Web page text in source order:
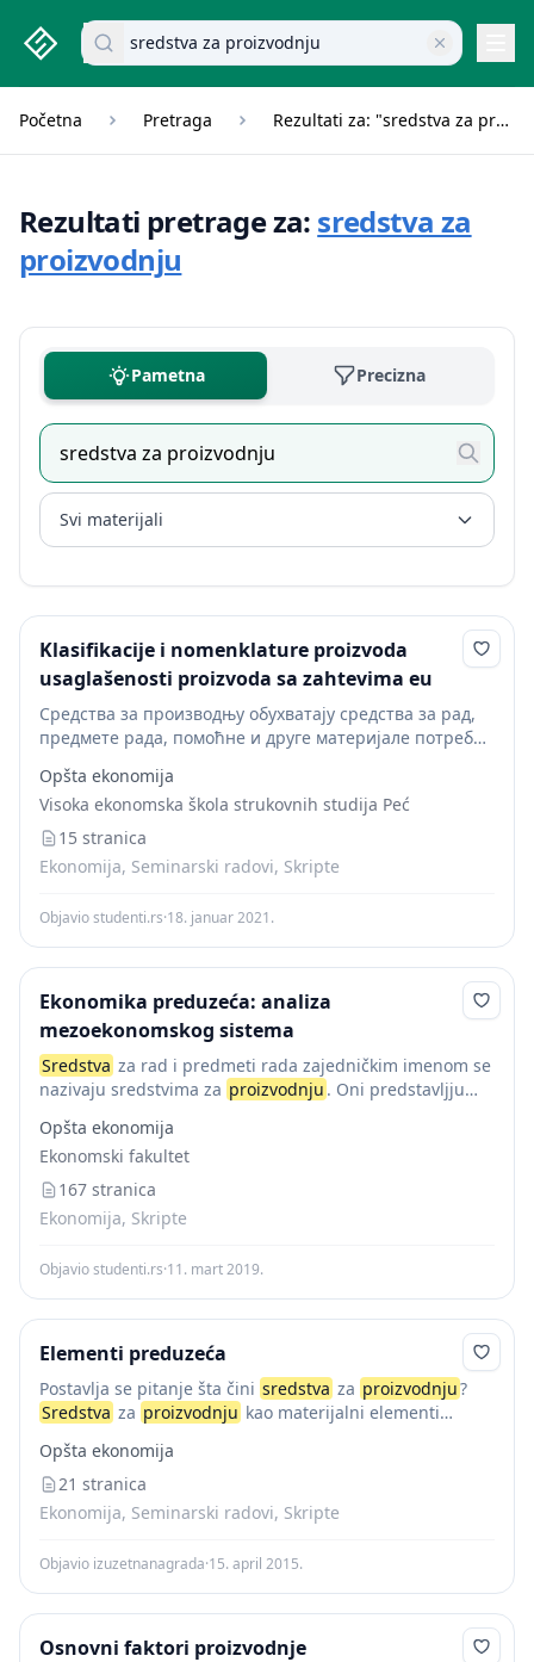
studenti.rs home page
Pretraži dokumente
Početna Pretraga Rezultati za: "sredstva za proizvodnju"
Rezultati pretrage za: sredstva za
proizvodnju
Pametna Precizna
Svi materijali
Klasifikacije i nomenklature proizvoda
usaglašenosti proizvoda sa zahtevima eu
Средства за производњу обухватају средства за рад,
предмете рада, помоћне и друге материјале потребне
опрему, 1 Јелена С. Ивовић,
Управљањематеријалнимпроизводима, Лепосавић
2011. инструменте....
Opšta ekonomija
Visoka ekonomska škola strukovnih studija Peć
15 stranica
Ekonomija, Seminarski radovi, Skripte
Objavio studenti.rs·18. januar 2021.
Ekonomika preduzeća: analiza
mezoekonomskog sistema
Sredstva za rad i predmeti rada zajedničkim imenom se
nazivaju sredstvima za proizvodnju . Oni predstavljju
od čoveka koji predstavlja subjektivni činioc proizvodnje.
Kao...
Opšta ekonomija
Ekonomski fakultet
167 stranica
Ekonomija, Skripte
Objavio studenti.rs·11. mart 2019.
Elementi preduzeća
Postavlja se pitanje šta čini sredstva za proizvodnju?
Sredstva za proizvodnju kao materijalni elementi
komponente koje se razlikuju po svojoj namjeni i po
ponašanju u...
Opšta ekonomija
21 stranica
Ekonomija, Seminarski radovi, Skripte
Objavio izuzetnanagrada·15. april 2015.
Osnovni faktori proizvodnje